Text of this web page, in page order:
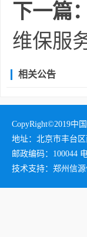
下一篇：
维保服
相关公告
CopyRight©2019中
地址：北京市丰台区
邮政编码：100044
技术支持：郑州信